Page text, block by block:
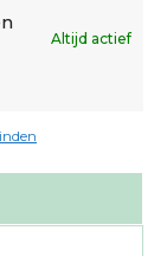
Altijd actief